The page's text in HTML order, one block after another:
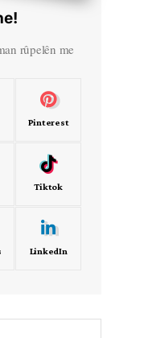
rûpelên me
Pinterest
Tiktok
LinkedIn